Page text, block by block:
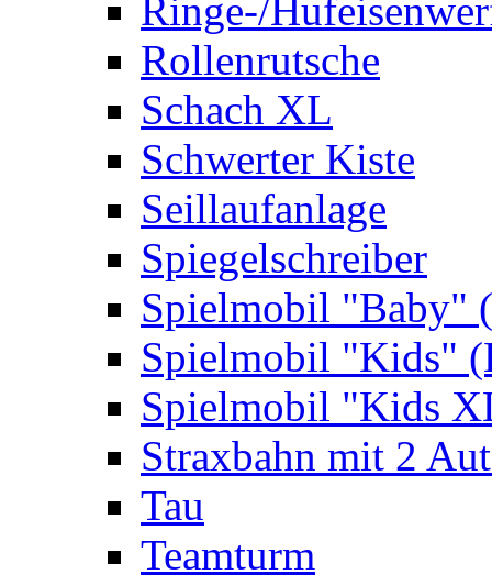
Ringe-/
Rollenrutsche
Schach XL
Schwerter Kiste
Seillaufanlage
Spiegelschreiber
Spielmobil "Baby"
Spielmobil "Kids"
Spielmobil "Kids
Straxbahn mit 2
Tau
Teamturm